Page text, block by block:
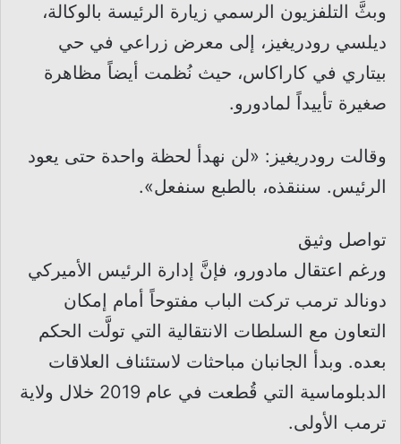
وبثَّ التلفزيون الرسمي زيارة الرئيسة بالوكالة،
ديلسي رودريغيز، إلى معرض زراعي في حي
بيتاري في كاراكاس، حيث نُظمت أيضاً مظاهرة
صغيرة تأييداً لمادورو.
وقالت رودريغيز: «لن نهدأ لحظة واحدة حتى يعود
الرئيس. سننقذه، بالطبع سنفعل».
تواصل وثيق
ورغم اعتقال مادورو، فإنَّ إدارة الرئيس الأميركي
دونالد ترمب تركت الباب مفتوحاً أمام إمكان
التعاون مع السلطات الانتقالية التي تولَّت الحكم
بعده. وبدأ الجانبان مباحثات لاستئناف العلاقات
الدبلوماسية التي قُطعت في عام 2019 خلال ولاية
ترمب الأولى.